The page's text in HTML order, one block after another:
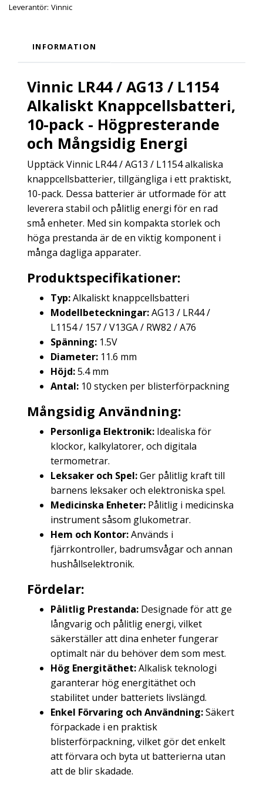
Leverantör: Vinnic
INFORMATION
Vinnic LR44 / AG13 / L1154
Alkaliskt Knappcellsbatteri,
10-pack - Högpresterande
och Mångsidig Energi
Upptäck Vinnic LR44 / AG13 / L1154 alkaliska
knappcellsbatterier, tillgängliga i ett praktiskt,
10-pack. Dessa batterier är utformade för att
leverera stabil och pålitlig energi för en rad
små enheter. Med sin kompakta storlek och
höga prestanda är de en viktig komponent i
många dagliga apparater.
Produktspecifikationer:
Typ:Alkaliskt knappcellsbatteri
Modellbeteckningar:AG13 / LR44 /
L1154 / 157 / V13GA / RW82 / A76
Spänning: 1.5V
Diameter: 11.6 mm
Höjd:5.4 mm
Antal: 10 stycken per blisterförpackning
Mångsidig Användning:
Personliga Elektronik: Idealiska för
klockor, kalkylatorer, och digitala
termometrar.
Leksaker och Spel:Ger pålitlig kraft till
barnens leksaker och elektroniska spel.
Medicinska Enheter: Pålitlig i medicinska
instrument såsom glukometrar.
Hem och Kontor:Används i
fjärrkontroller, badrumsvågar och annan
hushållselektronik.
Fördelar:
Pålitlig Prestanda: Designade för att ge
långvarig och pålitlig energi, vilket
säkerställer att dina enheter fungerar
optimalt när du behöver dem som mest.
Hög Energitäthet:Alkalisk teknologi
garanterar hög energitäthet och
stabilitet under batteriets livslängd.
Enkel Förvaring och Användning:Säkert
förpackade i en praktisk
blisterförpackning, vilket gör det enkelt
att förvara och byta ut batterierna utan
att de blir skadade.